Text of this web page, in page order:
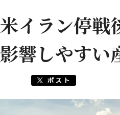
米イラン停
影響しやす